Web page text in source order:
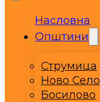
Насловна
Општини
Струмица
Ново Село
Босилово